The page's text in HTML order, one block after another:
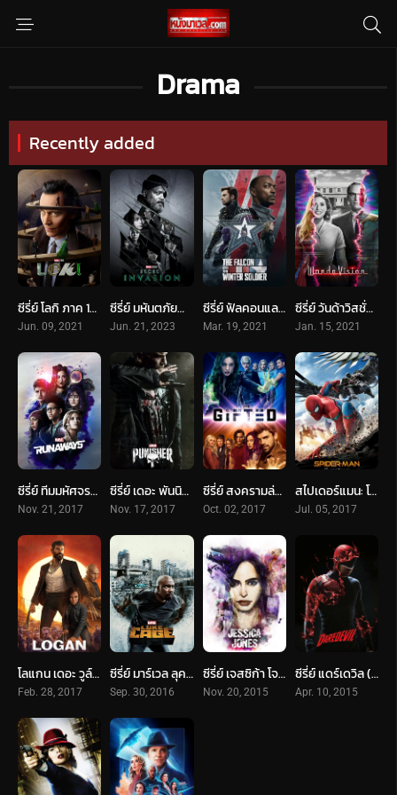
Drama
Recently added
ซีรี่ย์ โลกิ ภาค 1-2 Loki พากย์ไทย ซับไทย จบ
Jun. 09, 2021
ซีรี่ย์ มหันตภัยอำพราง (2023) Secret Invasion
Jun. 21, 2023
ซีรี่ย์ ฟัลคอนและวินเทอร์ โซลเยอร์ (2021) The Falcon and The Winter Soldier
Mar. 19, 2021
ซีรี่ย์ วันด้าวิสชั่น (2021) WandaVision
Jan. 15, 2021
ซีรี่ย์ ทีมมหัศจรรย์พิทักษ์โลก (2017) Marvel’s Runaways
Nov. 21, 2017
ซีรี่ย์ เดอะ พันนิชเชอร์ (2019) Marvel’s The Punisher
Nov. 17, 2017
ซีรี่ย์ สงครามล่ามนุษย์กลายพันธุ์ (2017) The Gifted
Oct. 02, 2017
สไปเดอร์แมน: โฮมคัมมิ่ (2017) Spider-Man: Homecoming
Jul. 05, 2017
โลแกน เดอะ วูล์ฟเวอรีน (2017) Logan
Feb. 28, 2017
ซีรี่ย์ มาร์เวล ลุคเคจ (2016) Marvel’s Luke Cage
Sep. 30, 2016
ซีรี่ย์ เจสซิก้า โจนส์ (2015) Marvel’s Jessica Jones
Nov. 20, 2015
ซีรี่ย์ แดร์เดวิล (2015) Marvel’s Daredevil
Apr. 10, 2015